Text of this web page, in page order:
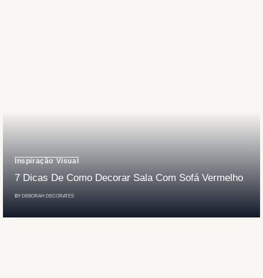
Inspiração Visual
7 Dicas De Como Decorar Sala Com Sofá Vermelho
BY DEBORAH DECORATES